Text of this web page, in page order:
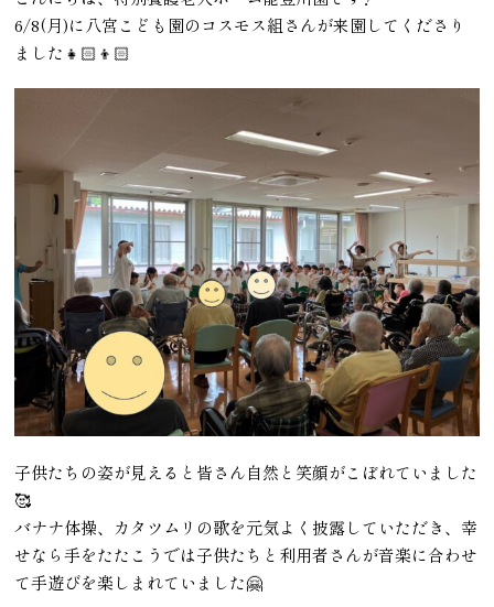
6/8(月)に八宮こども園のコスモス組さんが来園してくださり
ました👧🏻👦🏻
子供たちの姿が見えると皆さん自然と笑顔がこぼれていました
🥰
バナナ体操、カタツムリの歌を元気よく披露していただき、幸
せなら手をたたこうでは子供たちと利用者さんが音楽に合わせ
て手遊びを楽しまれていました🤗